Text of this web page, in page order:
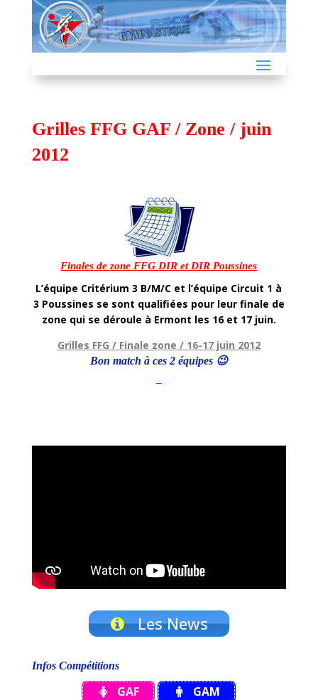
Grilles FFG GAF / Zone / juin
2012
Finales de zone FFG DIR et DIR Poussines
L’équipe Critérium 3 B/M/C et l’équipe Circuit 1 à
3 Poussines se sont qualifiées pour leur finale de
zone qui se déroule à Ermont les 16 et 17 juin.
Grilles FFG / Finale zone / 16-17 juin 2012
Bon match à ces 2 équipes 😉
–
Les News
Infos Compétitions
GAF GAM